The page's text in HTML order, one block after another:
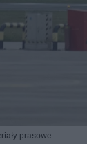
prasowe